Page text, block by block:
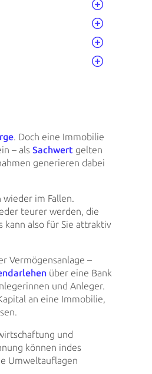
. Doch eine Immobilie
– als Sachwert gelten
generieren dabei
im Fallen.
teurer werden, die
kann also für Sie attraktiv
Vermögensanlage –
über eine Bank
und Anleger.
an eine Immobilie,
und
können indes
Umweltauflagen